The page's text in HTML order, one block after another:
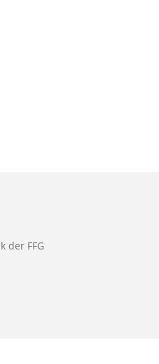
der FFG